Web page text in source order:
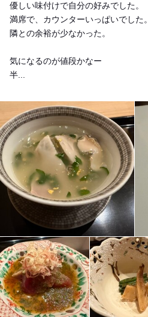
優しい味付けで自分の好みでした。
満席で、カウンターいっぱいでした。
隣との余裕が少なかった。
気になるのが値段かなー
半...